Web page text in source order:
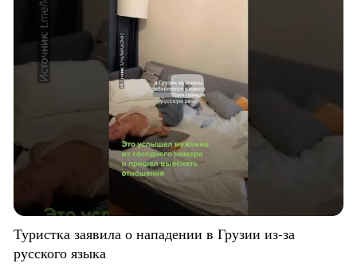
Туристка заявила о нападении в Грузии из-за
русского языка